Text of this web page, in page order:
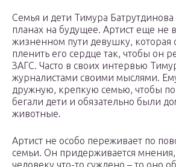
Семья и дети Тимура Батрутдинова
планах на будущее. Артист еще не
жизненном пути девушку, которая
пленить его сердце так, чтобы он
ЗАГС. Часто в своих интервью
журналистами своими мыслями.
дружную, крепкую семью, чтобы
бегали дети и обязательно были
животные.
Артист не особо переживает по
семьи. Он придерживается мнения,
человеку что-то суждено – то оно